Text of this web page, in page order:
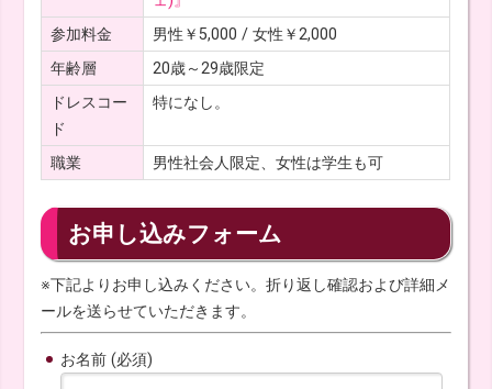
参加料金
男性￥5,000 / 女性￥2,000
年齢層
20歳～29歳限定
ドレスコー
ド
特になし。
職業 男性社会人限定、女性は学生も可
お申し込みフォーム
※下記よりお申し込みください。折り返し確認および詳細メ
ールを送らせていただきます。
お名前 (必須)